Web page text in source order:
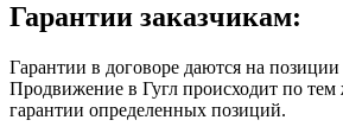
Гарантии заказчикам:
Гарантии в договоре даются на
Продвижение в Гугл происходит по тем
гарантии определенных позиций.